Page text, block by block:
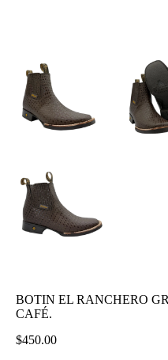
BOTIN EL RANCHERO
CAFÉ.
$450.00